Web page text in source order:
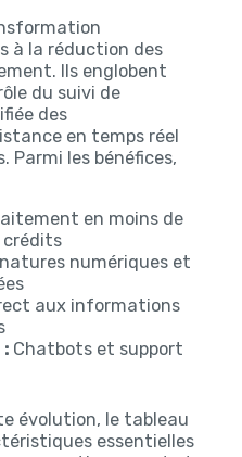
à la réduction des
Ils englobent
du suivi de
des
en temps réel
les bénéfices,
en moins de
crédits
numériques et
aux informations
Chatbots et support
évolution, le tableau
essentielles